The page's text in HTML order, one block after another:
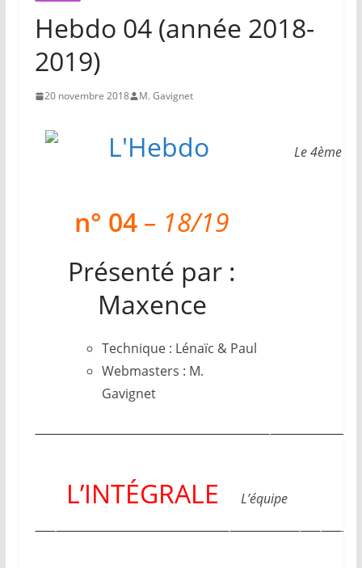
Hebdo 04 (année 2018-
2019)
20 novembre 2018 M. Gavignet
n° 04 – 18/19
Présenté par :
Maxence
Technique : Lénaïc & Paul
Webmasters : M.
Gavignet
Le 4ème
L’INTÉGRALE L’équipe